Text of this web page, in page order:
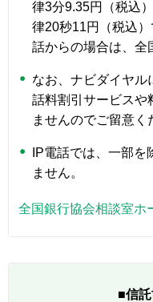
律3分9.35円（税込
律20秒11円（税込
話からの場合は、全
なお、ナビダイヤル
話料割引サービスや
ませんのでご留意く
IP電話では、一部
ません。
全国銀行協会相談室ホ
■信